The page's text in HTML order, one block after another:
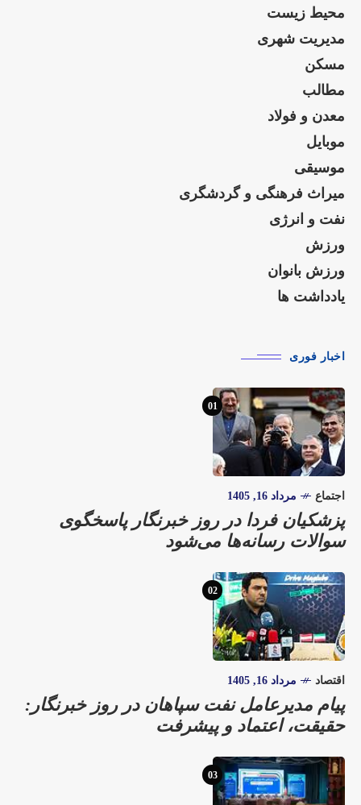
محیط زیست
مدیریت شهری
مسکن
مطالب
معدن و فولاد
موبایل
موسیقی
میراث فرهنگی و گردشگری
نفت و انرژی
ورزش
ورزش بانوان
یادداشت ها
اخبار فوری
01
اجتماع مرداد 16, 1405
پزشکیان فردا در روز خبرنگار پاسخگوی
سوالات رسانه‌ها می‌شود
02
اقتصاد مرداد 16, 1405
پیام مدیرعامل نفت سپاهان در روز خبرنگار:
حقیقت، اعتماد و پیشرفت
03